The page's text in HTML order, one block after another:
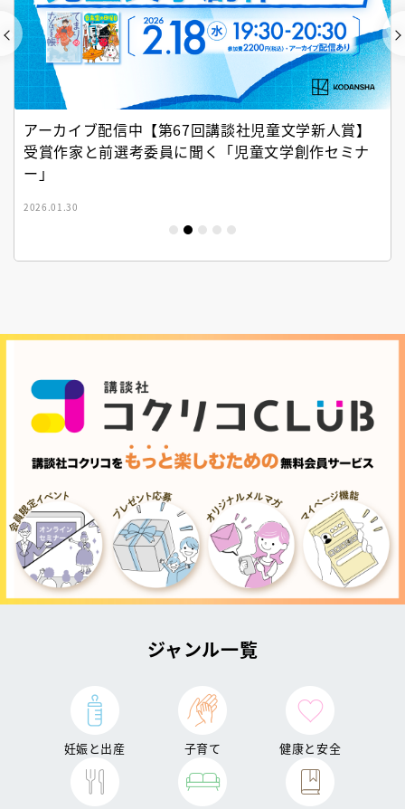
アーカイブ配信中【第67回講談社児童文学新人賞】
受賞作家と前選考委員に聞く「児童文学創作セミナ
ー」
2026.01.30
ジャンル一覧
妊娠と出産 子育て 健康と安全